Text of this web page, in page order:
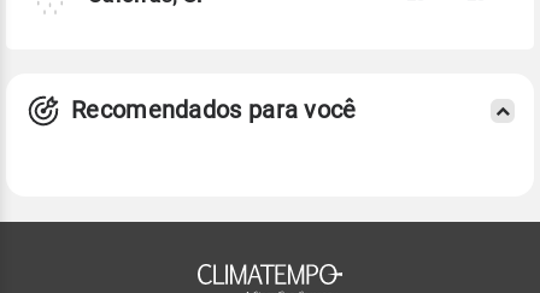
Recomendados para você